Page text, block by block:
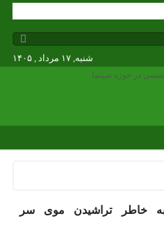
شنبه, ۱۷ مرداد , ۱۴۰۵
خاطر تراشیدن موی سر